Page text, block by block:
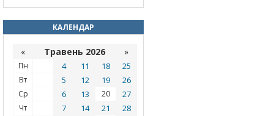
КАЛЕНДАР
« Травень 2026 »
Пн 4 11 18 25
Вт 5 12 19 26
Ср 6 13 20 27
Чт 7 14 21 28